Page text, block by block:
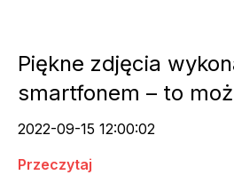
Piękne zdjęcia
smartfonem – to
2022-09-15 12:00:02
Przeczytaj